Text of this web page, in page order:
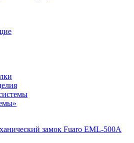
замок Fuaro EML-500A